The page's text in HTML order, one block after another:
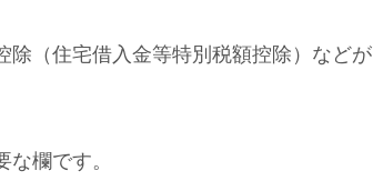
（住宅借入金等特別税額控除）などが
欄です。